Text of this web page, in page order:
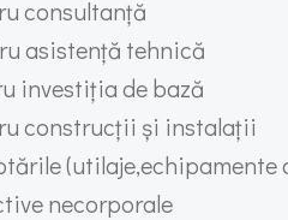
consultanță
asistență tehnică
investiția de bază
construcții și instalații
(utilaje,echipamente
necorporale